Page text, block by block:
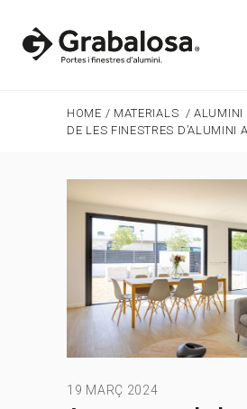
HOME / MATERIALS /ALUMINI
DE LES FINESTRES D’ALUMINI
19 MARÇ 2024